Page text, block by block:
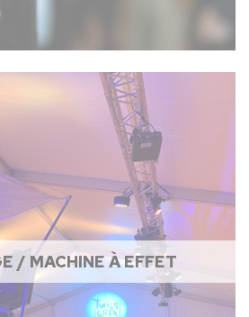
/ MACHINE À EFFET